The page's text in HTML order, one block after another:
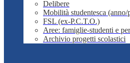
Delibere
Mobilità studentesca (anno/
FSL (ex-P.C.T.O.)
Aree: famiglie-studenti e
Archivio progetti scolastici